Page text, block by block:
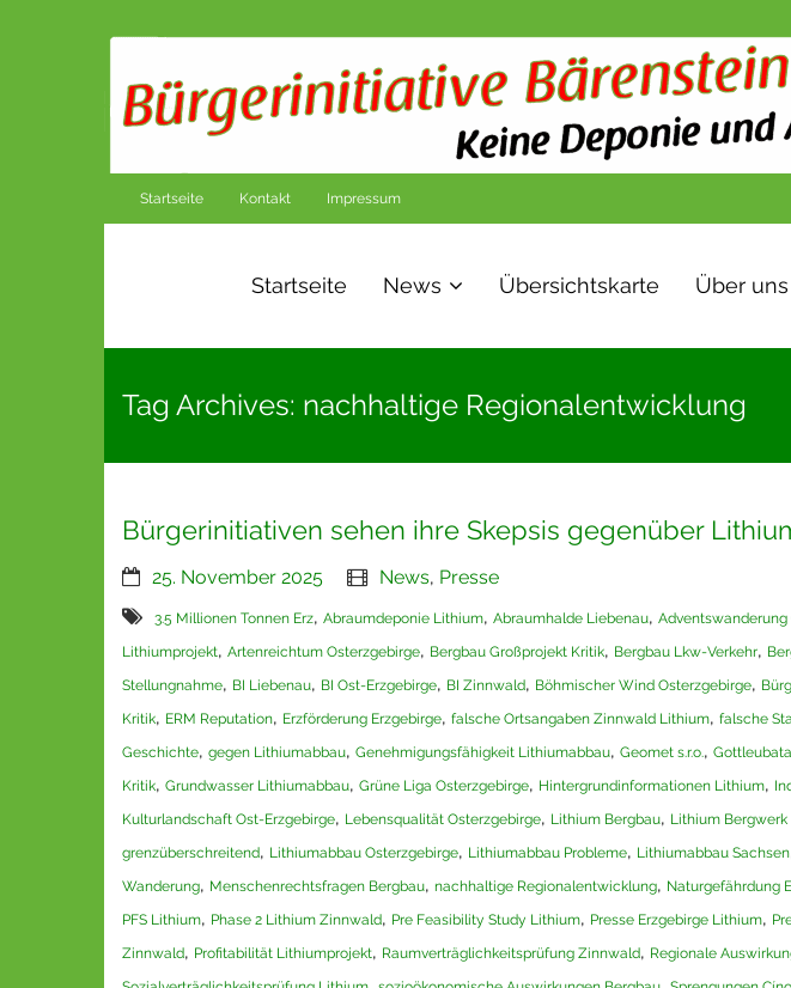
Startseite Kontakt Impressum
Startseite News Übersichtskarte Über uns
Tag Archives: nachhaltige Regionalentwicklung
Bürgerinitiativen sehen ihre Skepsis gegenüber
25. November 2025 News, Presse
3.5 Millionen Tonnen Erz, Abraumdeponie Lithium, Abraumhalde Liebenau, Adventswanderung
Lithiumprojekt, Artenreichtum Osterzgebirge, Bergbau Großprojekt Kritik, Bergbau Lkw-Verkehr,
Stellungnahme, BI Liebenau, BI Ost-Erzgebirge, BI Zinnwald, Böhmischer Wind Osterzgebirge,
Kritik, ERM Reputation, Erzförderung Erzgebirge, falsche Ortsangaben Zinnwald Lithium, falsche
Geschichte, gegen Lithiumabbau, Genehmigungsfähigkeit Lithiumabbau, Geomet s.r.o.,
Kritik, Grundwasser Lithiumabbau, Grüne Liga Osterzgebirge, Hintergrundinformationen Lithium,
Kulturlandschaft Ost-Erzgebirge, Lebensqualität Osterzgebirge, Lithium Bergbau, Lithium Bergwerk
grenzüberschreitend, Lithiumabbau Osterzgebirge, Lithiumabbau Probleme, Lithiumabbau Sachsen
Wanderung, Menschenrechtsfragen Bergbau, nachhaltige Regionalentwicklung, Naturgefährdung
PFS Lithium, Phase 2 Lithium Zinnwald, Pre Feasibility Study Lithium, Presse Erzgebirge Lithium,
Zinnwald, Profitabilität Lithiumprojekt, Raumverträglichkeitsprüfung Zinnwald, Regionale